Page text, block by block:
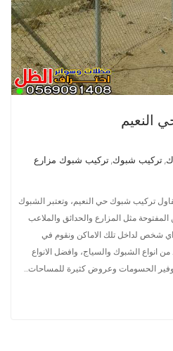
النعيم
,تركيب شبوك,تركيب شبوك مزارع
تركيب شبوك حي النعيم، وتعتبر الشبوك
مثل المزارع والحدائق والملاعب
شخص لداخل تلك الاماكن ونقوم في
انواع الشبوك والسياج، وافضل الانواع
الحسومات وعروض كثيرة للمساحات…